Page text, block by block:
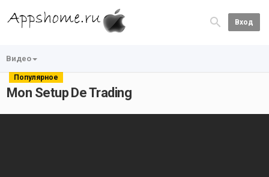
Вход
Видео
Популярное
Mon Setup De Trading